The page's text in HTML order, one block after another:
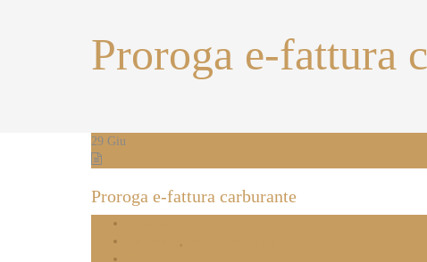
Proroga e-fattura
29 Giu
Proroga e-fattura carburante
,